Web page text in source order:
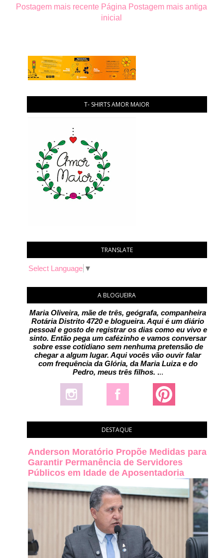
Postagem mais recente Postagem mais antiga
Página
inicial
T- SHIRTS AMOR MAIOR
TRANSLATE
Select Language ▼
A BLOGUEIRA
Maria Oliveira, mãe de três, geógrafa, companheira
Rotária Distrito 4720 e blogueira. Aqui é um diário
pessoal e gosto de registrar os dias como eu vivo e
sinto. Então pega um cafézinho e vamos conversar
sobre esse cotidiano sem nenhuma pretensão de
chegar a algum lugar. Aqui vocês vão ouvir falar
com frequência da Glória, da Maria Luiza e do
Pedro, meus três filhos. ...
DESTAQUE
Anderson Moratório Propõe Medidas para
Garantir Permanência de Servidores
Públicos em Idade de Aposentadoria